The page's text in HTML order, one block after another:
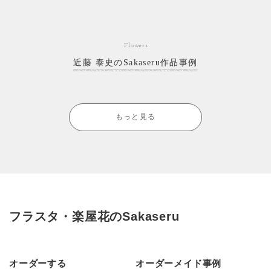
Flowers
近藤 泰史のSakaseru作品事例
もっと見る
フラスタ・楽屋花のSakaseru
オーダーする オーダーメイド事例